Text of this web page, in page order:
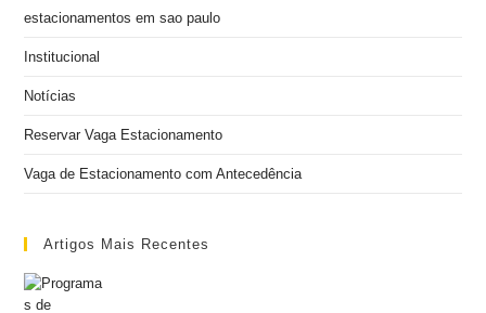
estacionamentos em sao paulo
Institucional
Notícias
Reservar Vaga Estacionamento
Vaga de Estacionamento com Antecedência
Artigos Mais Recentes